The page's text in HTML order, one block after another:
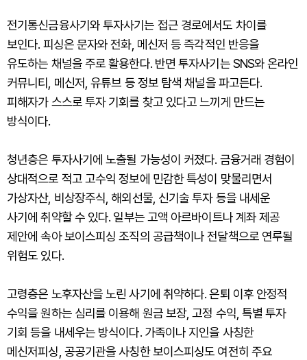
전기통신금융사기와 투자사기는 접근 경로에서도 차이를
보인다. 피싱은 문자와 전화, 메신저 등 즉각적인 반응을
유도하는 채널을 주로 활용한다. 반면 투자사기는 SNS와 온라인
커뮤니티, 메신저, 유튜브 등 정보 탐색 채널을 파고든다.
피해자가 스스로 투자 기회를 찾고 있다고 느끼게 만드는
방식이다.
청년층은 투자사기에 노출될 가능성이 커졌다. 금융거래 경험이
상대적으로 적고 고수익 정보에 민감한 특성이 맞물리면서
가상자산, 비상장주식, 해외선물, 신기술 투자 등을 내세운
사기에 취약할 수 있다. 일부는 고액 아르바이트나 계좌 제공
제안에 속아 보이스피싱 조직의 공급책이나 전달책으로 연루될
위험도 있다.
고령층은 노후자산을 노린 사기에 취약하다. 은퇴 이후 안정적
수익을 원하는 심리를 이용해 원금 보장, 고정 수익, 특별 투자
기회 등을 내세우는 방식이다. 가족이나 지인을 사칭한
메신저피싱, 공공기관을 사칭한 보이스피싱도 여전히 주요